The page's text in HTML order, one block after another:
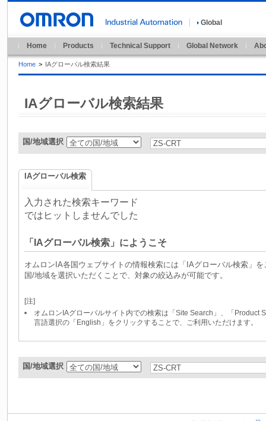
Global
Home Products Technical Support Global Network
Home > IAグローバル検索結果
IAグローバル検索結果
国/地域選択
IAグローバル検索
入力された検索キーワード
ではヒットしませんでした
「IAグローバル検索」にようこそ
オムロンIA各国ウェブサイトの情報検索には「IAグローバル検索」
国/地域を選択いただくことで、対象の絞込みが可能です。
[注]
オムロンIAグローバルサイト内での検索は「Site Search」、「Product
言語選択の「English」をクリックすることで、ご利用いただけます。
国/地域選択